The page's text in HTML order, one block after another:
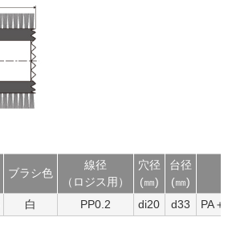
ブラシ色
線径
（ロジス用）
穴径
(㎜)
台径
(㎜)
白 PP0.2 di20 d33 PA